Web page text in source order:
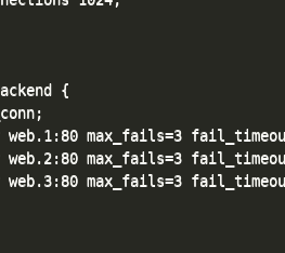
{
web.1:80 max_fails=3
web.2:80 max_fails=3
web.3:80 max_fails=3